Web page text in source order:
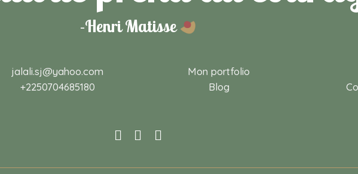
-Henri Matisse
jalali.sj@yahoo.com
+2250704685180‬
Mon portfolio
Blog